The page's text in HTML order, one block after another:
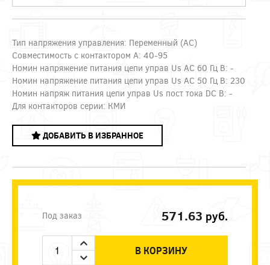
Тип напряжения управления: Переменный (AC)
Совместимость с контактором А: 40-95
Номин напряжение питания цепи управ Us AC 60 Гц В: -
Номин напряжение питания цепи управ Us AC 50 Гц В: 230
Номин напряж питания цепи управ Us пост тока DC В: -
Для контакторов серии: КМИ
ДОБАВИТЬ В ИЗБРАННОЕ
Под заказ 571.63 руб.
В КОРЗИНУ